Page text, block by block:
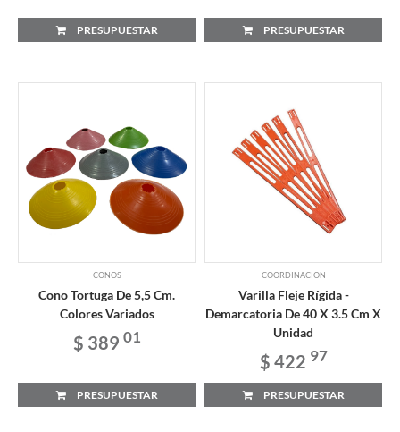
PRESUPUESTAR PRESUPUESTAR
CONOS
Cono Tortuga De 5,5 Cm.
Colores Variados
$ 389 01
PRESUPUESTAR
COORDINACION
Varilla Fleje Rígida -
Demarcatoria De 40 X 3.5 Cm X
Unidad
$ 422 97
PRESUPUESTAR